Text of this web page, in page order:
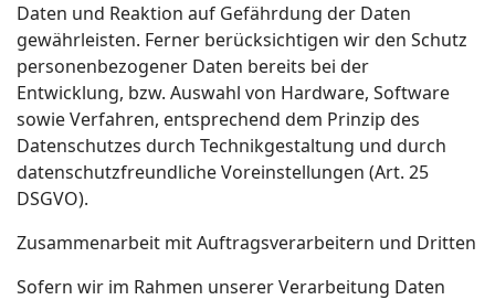
Daten und Reaktion auf Gefährdung der Daten
gewährleisten. Ferner berücksichtigen wir den Schutz
personenbezogener Daten bereits bei der
Entwicklung, bzw. Auswahl von Hardware, Software
sowie Verfahren, entsprechend dem Prinzip des
Datenschutzes durch Technikgestaltung und durch
datenschutzfreundliche Voreinstellungen (Art. 25
DSGVO).
Zusammenarbeit mit Auftragsverarbeitern und Dritten
Sofern wir im Rahmen unserer Verarbeitung Daten